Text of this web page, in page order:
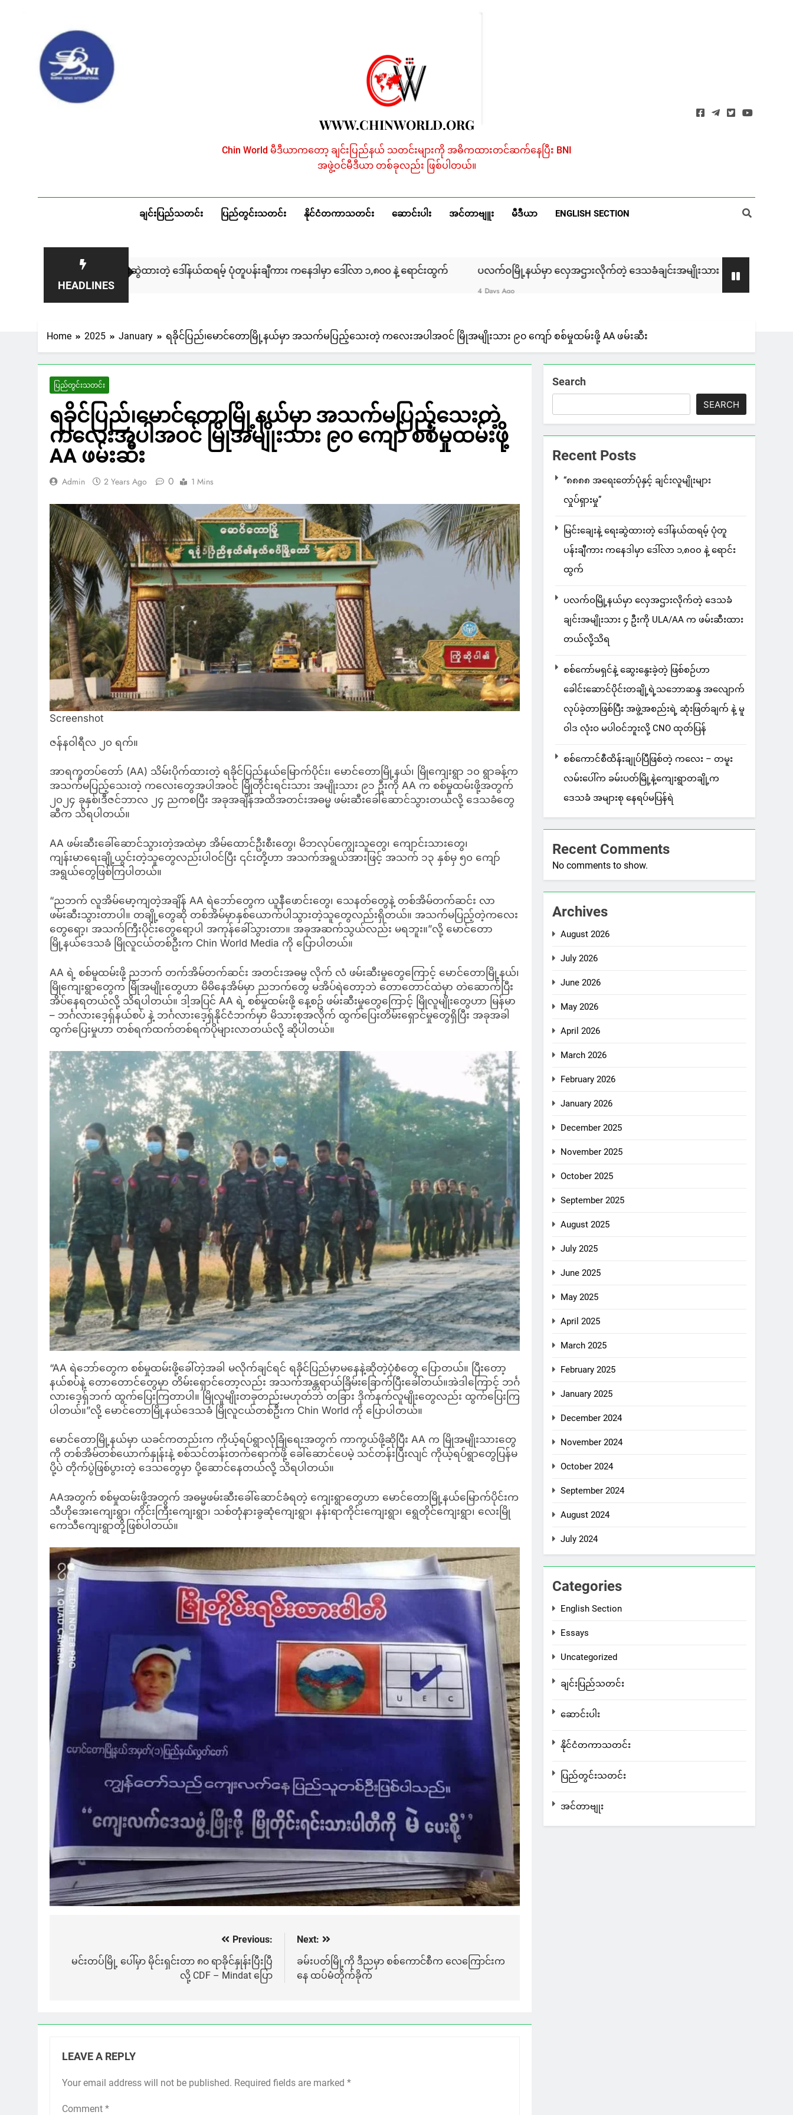
WWW.CHINWORLD.ORG
Chin World မီဒီယာကတော့ ချင်းပြည်နယ် သတင်းများကို အဓိကထားတင်ဆက်နေပြီး BNI
အဖွဲ့ဝင်မီဒီယာ တစ်ခုလည်း ဖြစ်ပါတယ်။
ချင်းပြည်သတင်း ပြည်တွင်းသတင်း နိုင်ငံတကာသတင်း ဆောင်းပါး အင်တာဗျူး မီဒီယာ ENGLISH SECTION
HEADLINES
ျေးနဲ့ ရေးဆွဲထားတဲ့ ဒေါ်နယ်ထရမ့် ပုံတူပန်းချီကား ကနေဒါမှာ ဒေါ်လာ ၁,၈၀၀ နဲ့ ရောင်းထွက် ပလက်ဝမြို့နယ်မှာ လှေအဌားလိုက်တဲ့ ဒေသခံချင်းအမျိုးသား ၄ ဦးကို ULA/AA က ဖမ်းဆီးထားတယ်
Home 2025 January ရခိုင်ပြည်၊မောင်တောမြို့နယ်မှာ အသက်မပြည့်သေးတဲ့ ကလေးအပါအဝင် မြိုအမျိုးသား ၉၀ ကျော် စစ်မှုထမ်းဖို့ AA ဖမ်းဆီး
ပြည်တွင်းသတင်း
ရခိုင်ပြည်၊မောင်တောမြို့နယ်မှာ အသက်မပြည့်သေးတဲ့
ကလေးအပါအဝင် မြိုအမျိုးသား ၉၀ ကျော် စစ်မှုထမ်းဖို့
AA ဖမ်းဆီး
Admin 2 Years Ago 0 1 Mins
Screenshot
ဇန်နဝါရီလ ၂၀ ရက်။
အာရက္ခတပ်တော် (AA) သိမ်းပိုက်ထားတဲ့ ရခိုင်ပြည်နယ်မြောက်ပိုင်း၊ မောင်တောမြို့နယ်၊ မြိုကျေးရွာ ၁၀ ရွာခန့်က
အသက်မပြည့်သေးတဲ့ ကလေးတွေအပါအဝင် မြိုတိုင်းရင်းသား အမျိုးသား ၉၁ ဦးကို AA က စစ်မှုထမ်းဖို့အတွက်
၂၀၂၄ ခုနှစ်၊ဒီဇင်ဘာလ ၂၄ ညကစပြီး အခုအချိန်အထိအတင်းအဓမ္မ ဖမ်းဆီးခေါ်ဆောင်သွားတယ်လို့ ဒေသခံတွေ
ဆီက သိရပါတယ်။
AA ဖမ်းဆီးခေါ်ဆောင်သွားတဲ့အထဲမှာ အိမ်ထောင်ဦးစီးတွေ၊ မိဘလုပ်ကျွေးသူတွေ၊ ကျောင်းသားတွေ၊
ကျန်းမာရေးချို့ယွင်းတဲ့သူတွေလည်းပါဝင်ပြီး ၎င်းတို့ဟာ အသက်အရွယ်အားဖြင့် အသက် ၁၃ နှစ်မှ ၅၀ ကျော်
အရွယ်တွေဖြစ်ကြပါတယ်။
“ညဘက် လူအိမ်မော့ကျတဲ့အချိန် AA ရဲဘော်တွေက ယူနီဖောင်းတွေ၊ သေနတ်တွေနဲ့ တစ်အိမ်တက်ဆင်း လာ
ဖမ်းဆီးသွားတာပါ။ တချို့တွေဆို တစ်အိမ်မှာနှစ်ယောက်ပါသွားတဲ့သူတွေလည်းရှိတယ်။ အသက်မပြည့်တဲ့ကလေး
တွေရော့၊ အသက်ကြီးပိုင်းတွေရော့ပါ အကုန်ခေါ်သွားတာ။ အခုအဆက်သွယ်လည်း မရဘူး။”လို့ မောင်တော
မြို့နယ်ဒေသခံ မြိုလူငယ်တစ်ဦးက Chin World Media ကို ပြောပါတယ်။
AA ရဲ့ စစ်မူထမ်းဖို့ ညဘက် တက်အိမ်တက်ဆင်း အတင်းအဓမ္မ လိုက် လံ ဖမ်းဆီးမှုတွေကြောင့် မောင်တောမြို့နယ်၊
မြိုကျေးရွာတွေက မြိုအမျိုးတွေဟာ မိမိနေအိမ်မှာ ညဘက်တွေ မအိပ်ရဲတော့ဘဲ တောတောင်ထဲမှာ တဲဆောက်ပြီး
အိပ်နေရတယ်လို့ သိရပါတယ်။ ဒါ့အပြင် AA ရဲ့ စစ်မှုထမ်းဖို့ နေ့စဥ် ဖမ်းဆီးမှုတွေကြောင့် မြိုလူမျိုးတွေဟာ မြန်မာ
– ဘင်္ဂလားဒေ့ရှ်နယ်စပ် နဲ့ ဘင်္ဂလားဒေ့ရှ်နိုင်ငံဘက်မှာ မိသားစုအလိုက် ထွက်ပြေးတိမ်းရှောင်မှုတွေရှိပြီး အခုအခါ
ထွက်ပြေးမှုဟာ တစ်ရက်ထက်တစ်ရက်ပိုများလာတယ်လို့ ဆိုပါတယ်။
“AA ရဲဘော်တွေက စစ်မှုထမ်းဖို့ခေါ်တဲ့အခါ မလိုက်ချင်ရင် ရခိုင်ပြည်မှာမနေနဲ့ဆိုတဲ့ပုံစံတွေ ပြောတယ်။ ပြီးတော့
နယ်စပ်နဲ့ တောတောင်တွေမှာ တိမ်းရှောင်တော့လည်း အသက်အန္တရာယ်ခြိမ်းခြောက်ပြီးခေါ်တယ်။အဲဒါကြောင့် ဘင်္ဂ
လားဒေ့ရှ်ဘက် ထွက်ပြေးကြတာပါ။ မြိုလူမျိုးတခုတည်းမဟုတ်ဘဲ တခြား ဒိုက်နက်လူမျိုးတွေလည်း ထွက်ပြေးကြ
ပါတယ်။”လို့ မောင်တောမြို့နယ်ဒေသခံ မြိုလူငယ်တစ်ဦးက Chin World ကို ပြောပါတယ်။
မောင်တောမြို့နယ်မှာ ယခင်ကတည်းက ကိုယ့်ရပ်ရွာလုံခြုံရေးအတွက် ကာကွယ်ဖို့ဆိုပြီး AA က မြိုအမျိုးသားတွေ
ကို တစ်အိမ်တစ်ယောက်နှုန်းနဲ့ စစ်သင်တန်းတက်ရောက်ဖို့ ခေါ်ဆောင်ပေမဲ့ သင်တန်းပြီးလျင် ကိုယ့်ရပ်ရွာတွေပြန်မ
ပို့ပဲ တိုက်ပွဲဖြစ်ပွားတဲ့ ဒေသတွေမှာ ပို့ဆောင်နေတယ်လို့ သိရပါတယ်။
AAအတွက် စစ်မှုထမ်းဖို့အတွက် အဓမ္မဖမ်းဆီးခေါ်ဆောင်ခံရတဲ့ ကျေးရွာတွေဟာ မောင်တောမြို့နယ်မြောက်ပိုင်းက
သီဟိုအေးကျေးရွာ၊ ကိုင်းကြီးကျေးရွာ၊ သစ်တုံနားခွဆုံကျေးရွာ၊ နန်းရာကိုင်းကျေးရွာ၊ ရွေတိုင်ကျေးရွာ၊ လေးမြို
ကေသီကျေးရွာတို့ဖြစ်ပါတယ်။
navigation
Previous:
မင်းတပ်မြို့ ပေါ်မှာ မိုင်းရှင်းတာ ၈၀ ရာခိုင်နှုန်းပြီးပြီ
လို့ CDF – Mindat ပြော
Next:
ခမ်းပတ်မြို့ကို ဒီညမှာ စစ်ကောင်စီက လေကြောင်းက
နေ ထပ်မံတိုက်ခိုက်
LEAVE A REPLY
Your email address will not be published. Required fields are marked *
Comment *
Search
SEARCH
Recent Posts
“၈၈၈၈ အရေးတော်ပုံနှင့် ချင်းလူမျိုးများ
လှုပ်ရှားမှု”
မြင်းချေးနဲ့ ရေးဆွဲထားတဲ့ ဒေါ်နယ်ထရမ့် ပုံတူ
ပန်းချီကား ကနေဒါမှာ ဒေါ်လာ ၁,၈၀၀ နဲ့ ရောင်း
ထွက်
ပလက်ဝမြို့နယ်မှာ လှေအဌားလိုက်တဲ့ ဒေသခံ
ချင်းအမျိုးသား ၄ ဦးကို ULA/AA က ဖမ်းဆီးထား
တယ်လို့သိရ
စစ်ကော်မရှင်နဲ့ ဆွေးနွေးခဲ့တဲ့ ဖြစ်စဉ်ဟာ
ခေါင်းဆောင်ပိုင်းတချို့ရဲ့သဘောဆန္ဒ အလျောက်
လုပ်ခဲ့တာဖြစ်ပြီး အဖွဲ့အစည်းရဲ့ ဆုံးဖြတ်ချက် နဲ့ မူ
ဝါဒ လုံးဝ မပါဝင်ဘူးလို့ CNO ထုတ်ပြန်
စစ်ကောင်စီထိန်းချုပ်ပြီဖြစ်တဲ့ ကလေး – တမူး
လမ်းပေါ်က ခမ်းပတ်မြို့နဲ့ကျေးရွာတချို့က
ဒေသခံ အများစု နေရပ်မပြန်ရဲ
Recent Comments
No comments to show.
Archives
August 2026
July 2026
June 2026
May 2026
April 2026
March 2026
February 2026
January 2026
December 2025
November 2025
October 2025
September 2025
August 2025
July 2025
June 2025
May 2025
April 2025
March 2025
February 2025
January 2025
December 2024
November 2024
October 2024
September 2024
August 2024
July 2024
Categories
English Section
Essays
Uncategorized
ချင်းပြည်သတင်း
ဆောင်းပါး
နိုင်ငံတကာသတင်း
ပြည်တွင်းသတင်း
အင်တာဗျုး